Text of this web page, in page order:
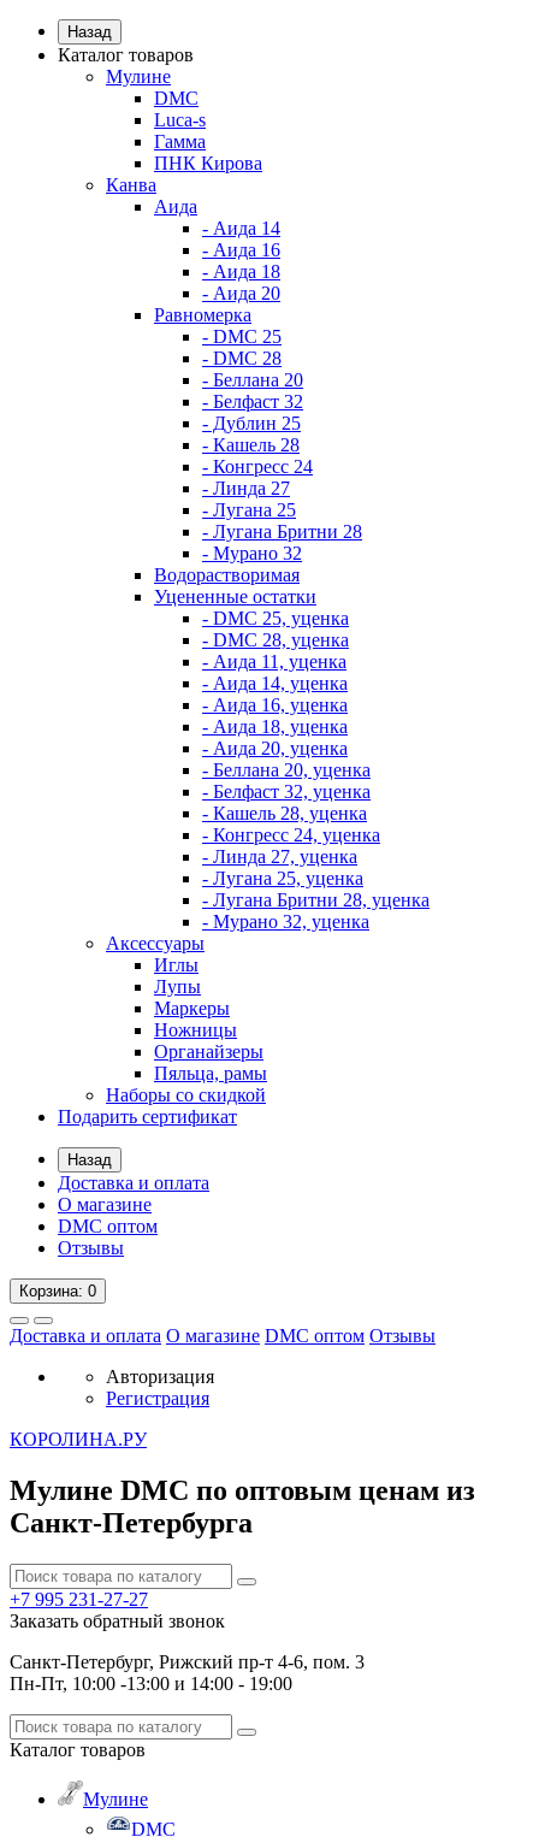
Назад
Каталог товаров
Мулине
DMC
Luca-s
Гамма
ПНК Кирова
Канва
Аида
- Аида 14
- Аида 16
- Аида 18
- Аида 20
Равномерка
- DMC 25
- DMC 28
- Беллана 20
- Белфаст 32
- Дублин 25
- Кашель 28
- Конгресс 24
- Линда 27
- Лугана 25
- Лугана Бритни 28
- Мурано 32
Водорастворимая
Уцененные остатки
- DMC 25, уценка
- DMC 28, уценка
- Аида 11, уценка
- Аида 14, уценка
- Аида 16, уценка
- Аида 18, уценка
- Аида 20, уценка
- Беллана 20, уценка
- Белфаст 32, уценка
- Кашель 28, уценка
- Конгресс 24, уценка
- Линда 27, уценка
- Лугана 25, уценка
- Лугана Бритни 28, уценка
- Мурано 32, уценка
Аксессуары
Иглы
Лупы
Маркеры
Ножницы
Органайзеры
Пяльца, рамы
Наборы со скидкой
Подарить сертификат
Назад
Доставка и оплата
О магазине
DMC оптом
Отзывы
Корзина: 0
Доставка и оплата О магазине DMC оптом Отзывы
Авторизация
Регистрация
КОРОЛИНА.РУ
Мулине DMC по оптовым ценам из
Санкт-Петербурга
+7 995 231-27-27
Заказать обратный звонок
Санкт-Петербург, Рижский пр-т 4-6, пом. 3
Пн-Пт, 10:00 -13:00 и 14:00 - 19:00
Каталог товаров
Мулине
DMC